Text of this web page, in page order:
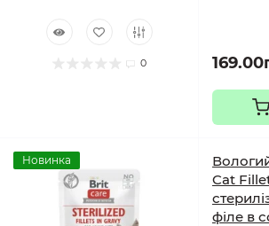
0
Новинка
Cat
філе в